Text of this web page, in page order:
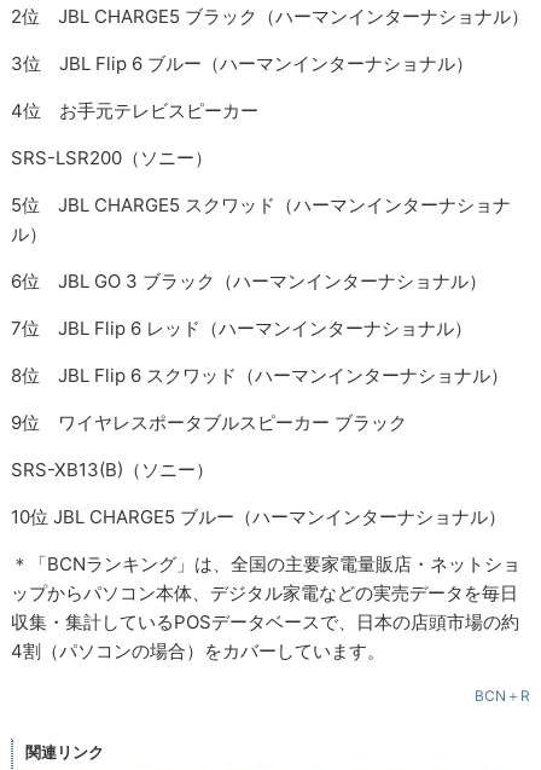
2位 JBL CHARGE5 ブラック（ハーマンインターナショナル）
3位 JBL Flip 6 ブルー（ハーマンインターナショナル）
4位 お手元テレビスピーカー
SRS-LSR200（ソニー）
5位 JBL CHARGE5 スクワッド（ハーマンインターナショナ
ル）
6位 JBL GO 3 ブラック（ハーマンインターナショナル）
7位 JBL Flip 6 レッド（ハーマンインターナショナル）
8位 JBL Flip 6 スクワッド（ハーマンインターナショナル）
9位 ワイヤレスポータブルスピーカー ブラック
SRS-XB13(B)（ソニー）
10位 JBL CHARGE5 ブルー（ハーマンインターナショナル）
＊「BCNランキング」は、全国の主要家電量販店・ネットショ
ップからパソコン本体、デジタル家電などの実売データを毎日
収集・集計しているPOSデータベースで、日本の店頭市場の約
4割（パソコンの場合）をカバーしています。
BCN＋R
関連リンク